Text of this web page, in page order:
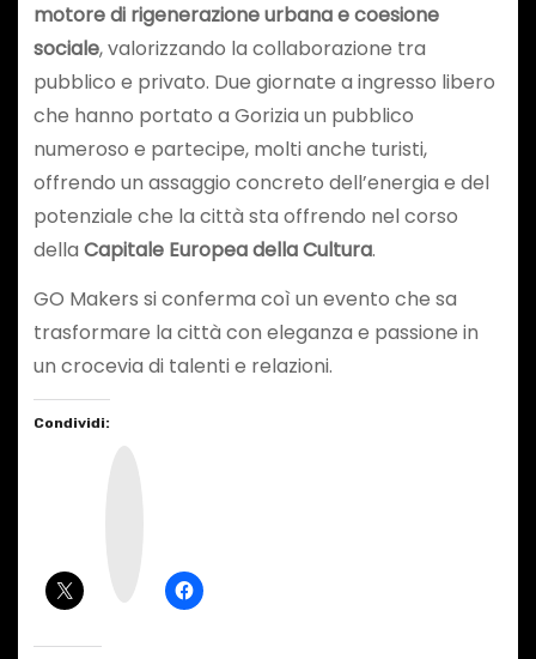
motore di rigenerazione urbana e coesione
sociale, valorizzando la collaborazione tra
pubblico e privato. Due giornate a ingresso libero
che hanno portato a Gorizia un pubblico
numeroso e partecipe, molti anche turisti,
offrendo un assaggio concreto dell’energia e del
potenziale che la città sta offrendo nel corso
della Capitale Europea della Cultura.
GO Makers si conferma coì un evento che sa
trasformare la città con eleganza e passione in
un crocevia di talenti e relazioni.
Condividi: